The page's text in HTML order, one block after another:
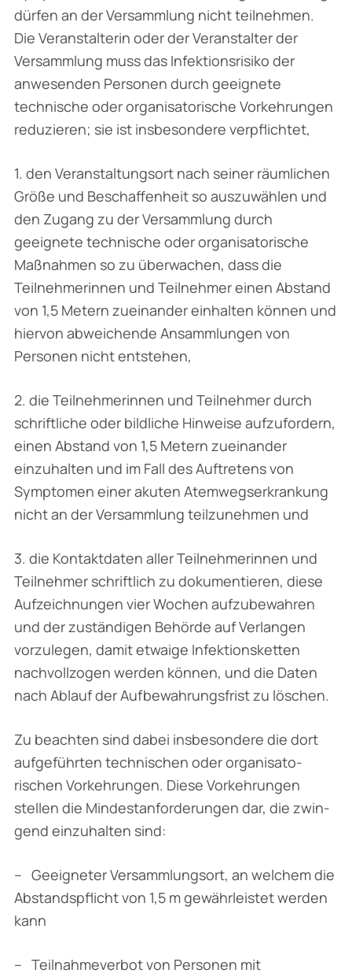
dürfen an der Versammlung nicht teilnehmen.
Die Veranstalterin oder der Veranstalter der
Versammlung muss das Infektionsrisiko der
anwesenden Personen durch geeignete
technische oder organisatorische Vorkehrungen
reduzieren; sie ist ins­besondere verpflichtet,
1. den Veranstaltungsort nach seiner räumlichen
Größe und Beschaffenheit so auszu­wählen und
den Zugang zu der Versammlung durch
geeignete technische oder organisatorische
Maßnahmen so zu überwachen, dass die
Teilnehmerinnen und Teil­nehmer einen Abstand
von 1,5 Metern zueinander einhalten können und
hiervon ab­weichende Ansammlungen von
Personen nicht entstehen,
2. die Teilnehmerinnen und Teilnehmer durch
schriftliche oder bildliche Hinweise aufzu­fordern,
einen Abstand von 1,5 Metern zueinander
einzuhalten und im Fall des Auf­tretens von
Symptomen einer akuten Atemwegserkrankung
nicht an der Versamm­lung teilzunehmen und
3. die Kontaktdaten aller Teilnehmerinnen und
Teilnehmer schriftlich zu dokumentieren, diese
Aufzeichnungen vier Wochen aufzubewahren
und der zuständigen Behörde auf Verlangen
vorzulegen, damit etwaige Infektionsketten
nachvollzogen werden können, und die Daten
nach Ablauf der Aufbewahrungsfrist zu löschen.
Zu beachten sind dabei insbesondere die dort
aufgeführten technischen oder organisato­
rischen Vorkehrungen. Diese Vorkehrungen
stellen die Mindestanforderungen dar, die zwin­
gend einzuhalten sind:
– Geeigneter Versammlungsort, an welchem die
Abstandspflicht von 1,5 m gewähr­leistet werden
kann
– Teilnahmeverbot von Personen mit